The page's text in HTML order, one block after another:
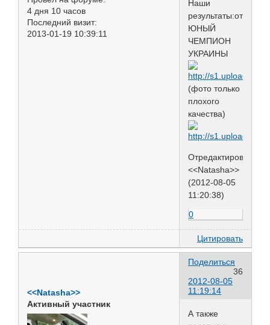
4 дня 10 часов
Последний визит:
2013-01-19 10:39:11
Наши
ЮНЫЙ
ЧЕМПИОН
УКРАИНЫ
(фото только
плохого
качества)
Отредактировано
<<Natasha>>
(2012-08-05
11:20:38)
0
Цитировать
Поделиться
36
2012-08-05
11:19:14
<<Natasha>>
Активный участник
А также